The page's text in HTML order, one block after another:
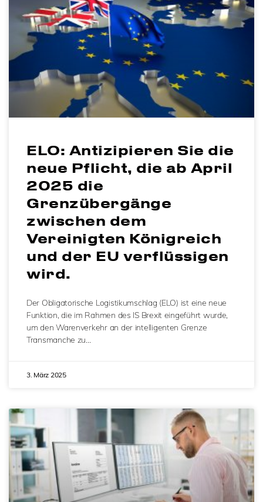
ELO: Antizipieren Sie die
neue Pflicht, die ab April
2025 die
Grenzübergänge
zwischen dem
Vereinigten Königreich
und der EU verflüssigen
wird.
Der Obligatorische Logistikumschlag (ELO) ist eine neue
Funktion, die im Rahmen des IS Brexit eingeführt wurde,
um den Warenverkehr an der intelligenten Grenze
Transmanche zu…
3. März 2025